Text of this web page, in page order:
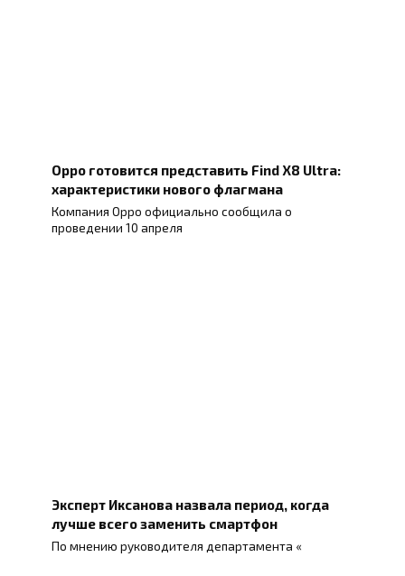
Oppo готовится представить Find X8 Ultra:
характеристики нового флагмана
Компания Oppo официально сообщила о
проведении 10 апреля
Эксперт Иксанова назвала период, когда
лучше всего заменить смартфон
По мнению руководителя департамента «